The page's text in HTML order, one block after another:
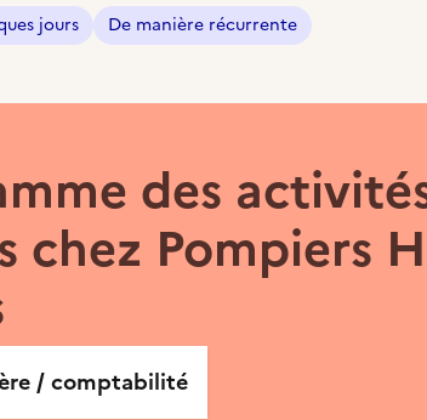
jours De manière récurrente
des
chez Pompiers
/ comptabilité